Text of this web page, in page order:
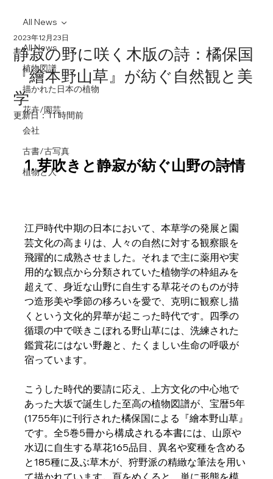
All News
植物図譜
描かれた日本の植物
花卉/園芸
会社
古書/古写真
植物と人
All News
静寂の野に咲く木版の詩：橘保国
『繪本野山草』が紡ぐ自然観と美
学
2023年12月23日
更新日：11 時間前
1. 芽吹きと静寂が紡ぐ山野の詩情
江戸時代中期の日本において、本草学の発展と園
芸文化の高まりは、人々の自然に対する観察眼を
飛躍的に成熟させました。それまで主に薬用や実
用的な観点から分類されていた植物学の枠組みを
超えて、身近な山野に自生する草花そのものが持
つ造形美や季節の移ろいを愛で、克明に観察し描
くという文化的昇華が起こった時代です。四季の
循環の中で咲きこぼれる野山草には、洗練された
鑑賞花にはない野趣と、たくましい生命の呼吸が
宿っています。
こうした時代的要請に応え、上方文化の中心地で
あった大坂で誕生した至高の植物図譜が、宝暦5年
(1755年)に刊行された橘保国による『繪本野山草』
です。全5巻5冊から構成される本書には、山原や
水辺に自生する草花165品目、異名や変種を含める
と185種に及ぶ草木が、狩野派の精緻な筆法を用い
て描かれています。頁をめくると、単に形態を模